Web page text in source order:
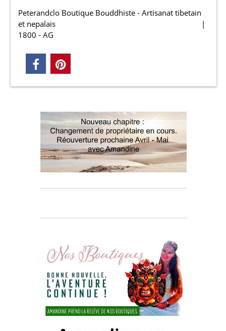
Peterandclo Boutique Bouddhiste - Artisanat tibetain
et nepalais
1800 - AG